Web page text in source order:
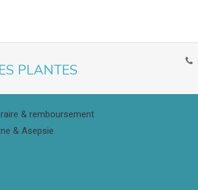
PLANTES
& remboursement
& Asepsie